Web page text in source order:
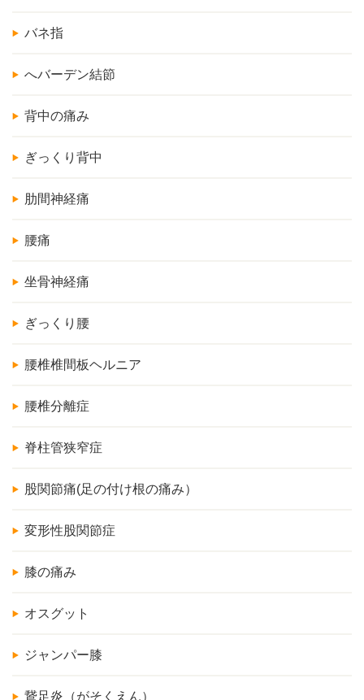
バネ指
へバーデン結節
背中の痛み
ぎっくり背中
肋間神経痛
腰痛
坐骨神経痛
ぎっくり腰
腰椎椎間板ヘルニア
腰椎分離症
脊柱管狭窄症
股関節痛(足の付け根の痛み）
変形性股関節症
膝の痛み
オスグット
ジャンパー膝
鵞足炎（がそくえん）